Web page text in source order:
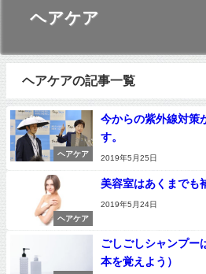
ヘアケア
ヘアケアの記事一覧
ヘアケア
今からの紫外線対策
す。
2019年5月25日
ヘアケア
美容室はあくまでも
2019年5月24日
ごしごしシャンプー
本を覚えよう）